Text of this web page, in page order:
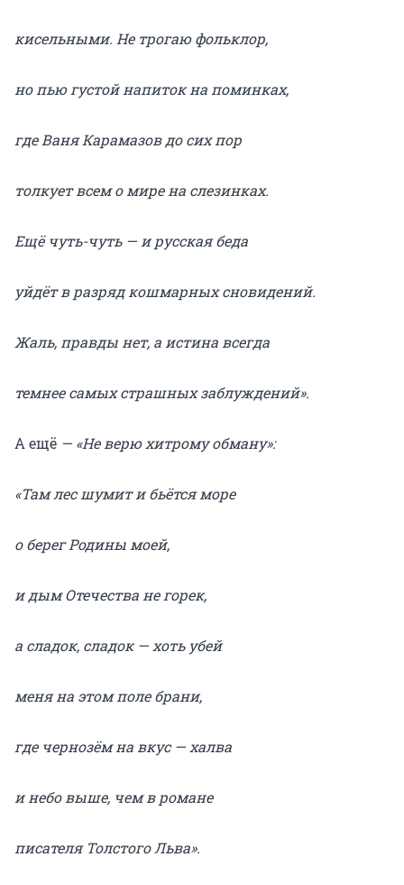
кисельными. Не трогаю фольклор,
но пью густой напиток на поминках,
где Ваня Карамазов до сих пор
толкует всем о мире на слезинках.
Ещё чуть-чуть — и русская беда
уйдёт в разряд кошмарных сновидений.
Жаль, правды нет, а истина всегда
темнее самых страшных заблуждений».
А ещё — «Не верю хитрому обману»:
«Там лес шумит и бьётся море
о берег Родины моей,
и дым Отечества не горек,
а сладок, сладок — хоть убей
меня на этом поле брани,
где чернозём на вкус — халва
и небо выше, чем в романе
писателя Толстого Льва».